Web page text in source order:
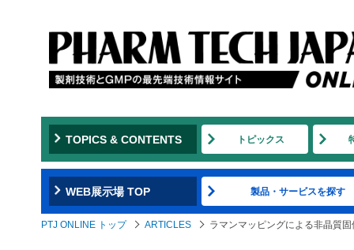
TOPICS & CONTENTS トピックス
WEB展示場 TOP 製品・サービスを探す
PTJ ONLINE トップ ARTICLES ラマンマッピングによる非晶質